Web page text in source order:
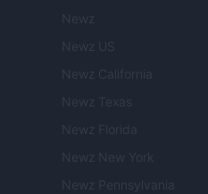
Newz
Newz US
Newz California
Newz Texas
Newz Florida
Newz New York
Newz Pennsylvania